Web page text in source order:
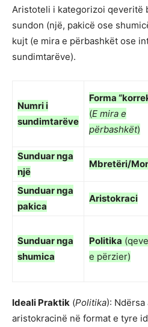
Aristoteli i kategorizoi qeveritë
sundon (një, pakicë ose
kujt (e mira e përbashkët ose
sundimtarëve).
Numri i
sundimtarëve
Forma
(E mira e
përbashkët)
Sunduar nga
një
Mbretëri/
Sunduar nga
pakica
Aristokraci
Sunduar nga
shumica
Politika
e përzier)
Ideali Praktik (Politika):
aristokracinë në format e tyre